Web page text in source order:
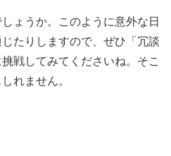
ょうか。このように意外な日
たりしますので、ぜひ「冗談
戦してみてくださいね。そこ
れません。